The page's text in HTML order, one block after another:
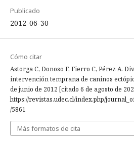
Publicado
2012-06-30
Cómo citar
Astorga C, Donoso F, Fierro C, Pérez A.
intervención temprana de caninos
de junio de 2012 [citado 6 de agosto de
https://revistas.udec.cl/index.php/
/5861
Más formatos de cita